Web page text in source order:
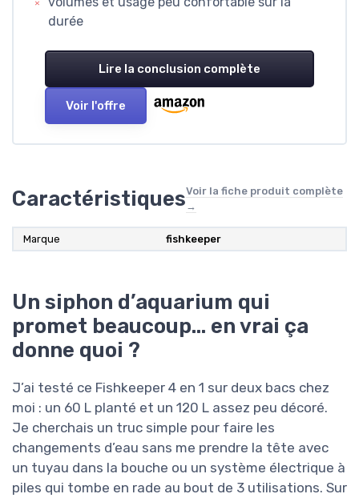
durée
Lire la conclusion complète
Voir l'offre
CaractéristiquesVoir la fiche produit complète
→
Marque fishkeeper
Un siphon d’aquarium qui
promet beaucoup… en vrai ça
donne quoi ?
J’ai testé ce Fishkeeper 4 en 1 sur deux bacs chez
moi : un 60 L planté et un 120 L assez peu décoré.
Je cherchais un truc simple pour faire les
changements d’eau sans me prendre la tête avec
un tuyau dans la bouche ou un système électrique à
piles qui tombe en rade au bout de 3 utilisations. Sur